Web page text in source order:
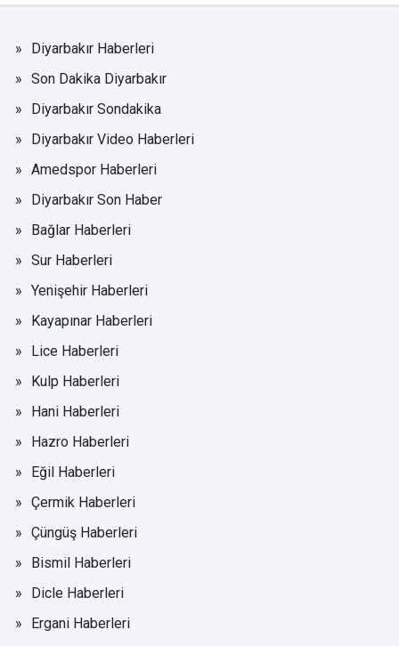
Diyarbakır Haberleri
Son Dakika Diyarbakır
Diyarbakır Sondakika
Diyarbakır Video Haberleri
Amedspor Haberleri
Diyarbakır Son Haber
Bağlar Haberleri
Sur Haberleri
Yenişehir Haberleri
Kayapınar Haberleri
Lice Haberleri
Kulp Haberleri
Hani Haberleri
Hazro Haberleri
Eğil Haberleri
Çermik Haberleri
Çüngüş Haberleri
Bismil Haberleri
Dicle Haberleri
Ergani Haberleri